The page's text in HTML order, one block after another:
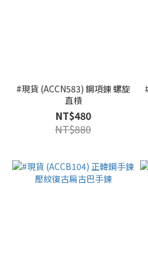
#現貨 (ACCN583) 鋼項鍊 螺旋
直槓
NT$480
NT$880